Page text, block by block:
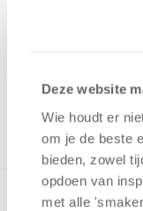
Deze website
Wie houdt er
om je de beste
bieden, zowel
opdoen van
met alle
Minipuzzel met een